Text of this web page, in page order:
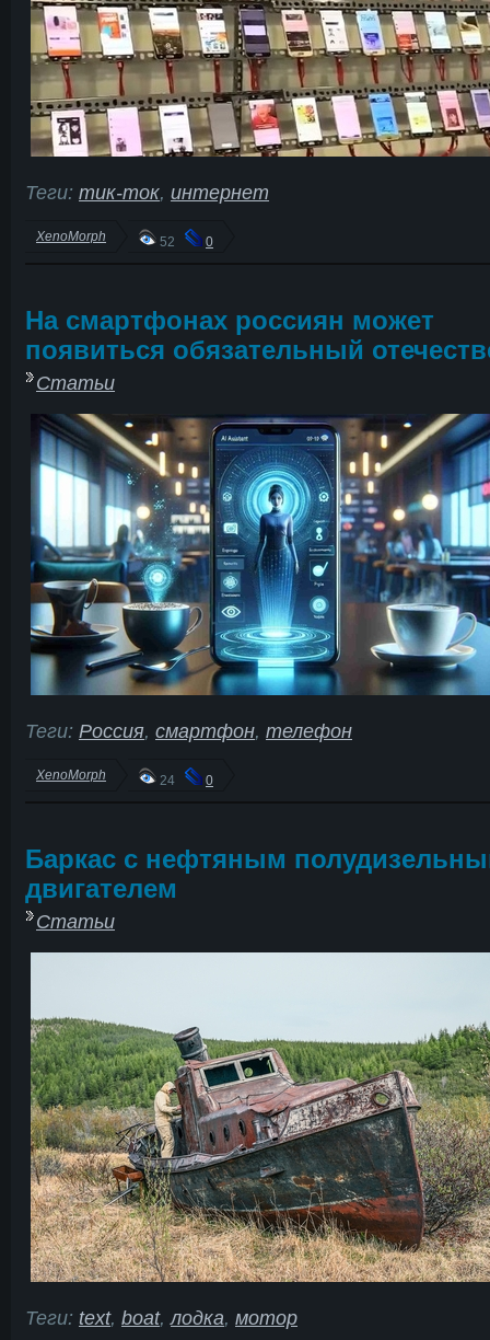
Теги: тик-ток, интернет
XenoMorph 52 0
На смартфонах россиян может
появиться обязательный
Статьи
Теги: Россия, смартфон, телефон
XenoMorph 24 0
Баркас с нефтяным
двигателем
Статьи
Теги: text, boat, лодка, мотор